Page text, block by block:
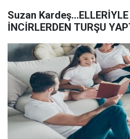
Suzan
İNCİRLERDEN TURŞU